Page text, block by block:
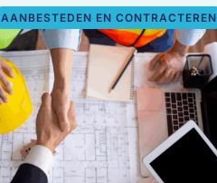
AANBESTEDEN EN CONTRACTEREN